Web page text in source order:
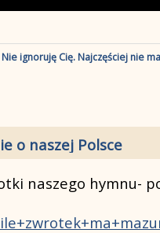
ignoruję Cię. Najczęściej nie
o naszej Polsce
naszego hymnu-